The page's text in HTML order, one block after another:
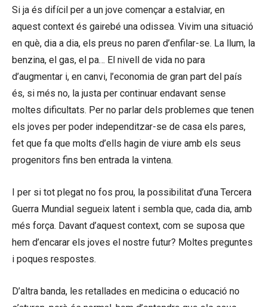
Si ja és difícil per a un jove començar a estalviar, en
aquest context és gairebé una odissea. Vivim una situació
en què, dia a dia, els preus no paren d’enfilar-se. La llum, la
benzina, el gas, el pa… El nivell de vida no para
d’augmentar i, en canvi, l’economia de gran part del país
és, si més no, la justa per continuar endavant sense
moltes dificultats. Per no parlar dels problemes que tenen
els joves per poder independitzar-se de casa els pares,
fet que fa que molts d’ells hagin de viure amb els seus
progenitors fins ben entrada la vintena.
I per si tot plegat no fos prou, la possibilitat d’una Tercera
Guerra Mundial segueix latent i sembla que, cada dia, amb
més força. Davant d’aquest context, com se suposa que
hem d’encarar els joves el nostre futur? Moltes preguntes
i poques respostes.
D’altra banda, les retallades en medicina o educació no